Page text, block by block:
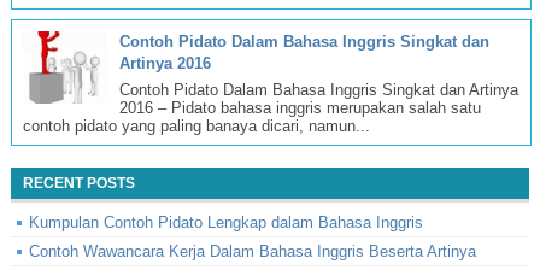
Contoh Pidato Dalam Bahasa Inggris Singkat dan
Artinya 2016
Contoh Pidato Dalam Bahasa Inggris Singkat dan Artinya
2016 – Pidato bahasa inggris merupakan salah satu
contoh pidato yang paling banaya dicari, namun...
RECENT POSTS
Kumpulan Contoh Pidato Lengkap dalam Bahasa Inggris
Contoh Wawancara Kerja Dalam Bahasa Inggris Beserta Artinya